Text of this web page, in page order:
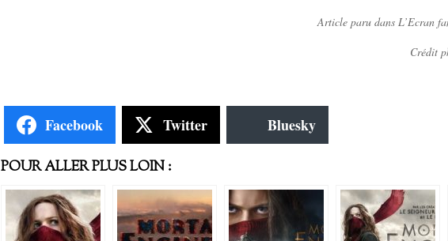
Article paru dans L’Ecran
Crédit
Facebook Twitter Bluesky
POUR ALLER PLUS LOIN :